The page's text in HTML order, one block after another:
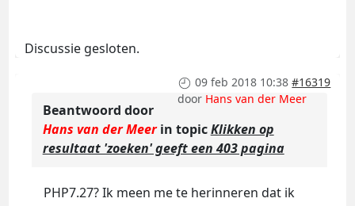
Discussie gesloten.
09 feb 2018 10:38 #16319
door Hans van der Meer
Beantwoord door
Hans van der Meerin topicKlikken op
resultaat 'zoeken' geeft een 403 pagina
PHP7.27? Ik meen me te herinneren dat ik